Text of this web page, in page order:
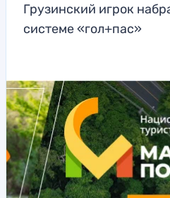
Грузинский игрок
системе «гол+пас»